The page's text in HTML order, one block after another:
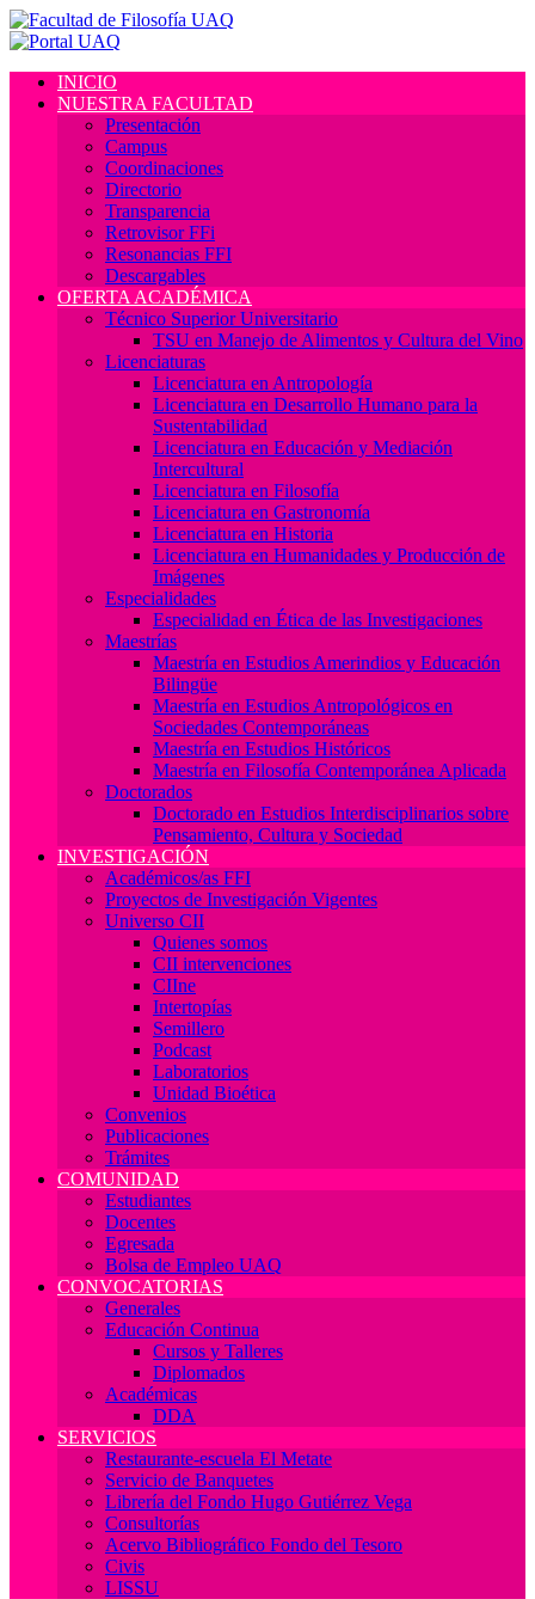
INICIO
NUESTRA FACULTAD
Presentación
Campus
Coordinaciones
Directorio
Transparencia
Retrovisor FFi
Resonancias FFI
Descargables
OFERTA ACADÉMICA
Técnico Superior Universitario
TSU en Manejo de Alimentos y Cultura del Vino
Licenciaturas
Licenciatura en Antropología
Licenciatura en Desarrollo Humano para la
Sustentabilidad
Licenciatura en Educación y Mediación
Intercultural
Licenciatura en Filosofía
Licenciatura en Gastronomía
Licenciatura en Historia
Licenciatura en Humanidades y Producción de
Imágenes
Especialidades
Especialidad en Ética de las Investigaciones
Maestrías
Maestría en Estudios Amerindios y Educación
Bilingüe
Maestría en Estudios Antropológicos en
Sociedades Contemporáneas
Maestría en Estudios Históricos
Maestría en Filosofía Contemporánea Aplicada
Doctorados
Doctorado en Estudios Interdisciplinarios sobre
Pensamiento, Cultura y Sociedad
INVESTIGACIÓN
Académicos/as FFI
Proyectos de Investigación Vigentes
Universo CII
Quienes somos
CII intervenciones
CIIne
Intertopías
Semillero
Podcast
Laboratorios
Unidad Bioética
Convenios
Publicaciones
Trámites
COMUNIDAD
Estudiantes
Docentes
Egresada
Bolsa de Empleo UAQ
CONVOCATORIAS
Generales
Educación Continua
Cursos y Talleres
Diplomados
Académicas
DDA
SERVICIOS
Restaurante-escuela El Metate
Servicio de Banquetes
Librería del Fondo Hugo Gutiérrez Vega
Consultorías
Acervo Bibliográfico Fondo del Tesoro
Civis
LISSU